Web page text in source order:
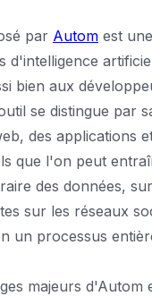
par Autom est
d'intelligence
bien aux
se distingue par
des applications
que l'on peut
des données,
sur les réseaux
un processus
majeurs d'Autom